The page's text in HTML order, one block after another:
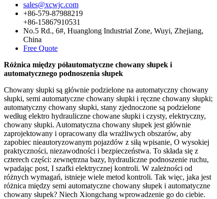
sales@xcwjc.com
+86-579-87988219
+86-15867910531
No.5 Rd., 6#, Huanglong Industrial Zone, Wuyi, Zhejiang,
China
Free Quote
Różnica między półautomatyczne chowany słupek i
automatycznego podnoszenia słupek
Chowany słupki są głównie podzielone na automatyczny chowany
słupki, semi automatyczne chowany słupki i ręczne chowany słupki;
automatyczny chowany słupki, stany zjednoczone są podzielone
według elektro hydrauliczne chowane słupki i czysty, elektryczny,
chowany słupki. Automatyczna chowany słupek jest głównie
zaprojektowany i opracowany dla wrażliwych obszarów, aby
zapobiec nieautoryzowanym pojazdów z siłą wpisanie, O wysokiej
praktyczności, niezawodności i bezpieczeństwa. To składa się z
czterech części: zewnętrzna bazy, hydrauliczne podnoszenie ruchu,
wpadając post, I szafki elektrycznej kontroli. W zależności od
różnych wymagań, istnieje wiele metod kontroli. Tak więc, jaka jest
różnica między semi automatyczne chowany słupek i automatyczne
chowany słupek? Niech Xiongchang wprowadzenie go do ciebie.